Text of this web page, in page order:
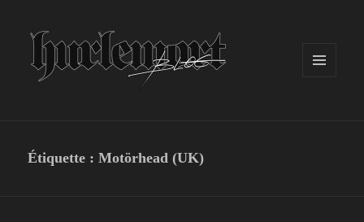
Étiquette :Motörhead (UK)